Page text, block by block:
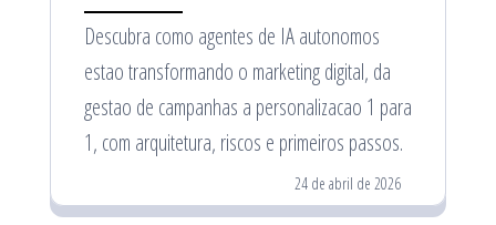
Descubra como agentes de IA autonomos
estao transformando o marketing digital, da
gestao de campanhas a personalizacao 1 para
1, com arquitetura, riscos e primeiros passos.
24 de abril de 2026